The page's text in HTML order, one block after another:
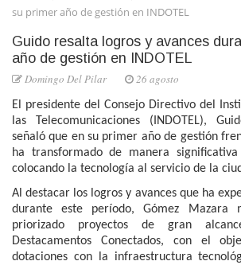
su primer año de gestión en INDOTEL
Guido resalta logros y avances
año de gestión en INDOTEL
Domingo Del Pilar 26 agosto
El presidente del Consejo Directivo del
las Telecomunicaciones (INDOTEL),
señaló que en su primer año de gestión
ha transformado de manera
colocando la tecnología al servicio de la
Al destacar los logros y avances que ha
durante este período, Gómez Mazara
priorizado proyectos de gran
Destacamentos Conectados, con el
dotaciones con la infraestructura